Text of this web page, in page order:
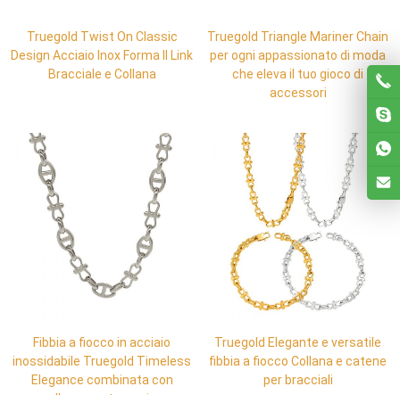
Truegold Twist On Classic
Design Acciaio Inox Forma II Link
Bracciale e Collana
Truegold Triangle Mariner Chain
per ogni appassionato di moda
che eleva il tuo gioco di
accessori
Fibbia a fiocco in acciaio
inossidabile Truegold Timeless
Elegance combinata con
Truegold Elegante e versatile
fibbia a fiocco Collana e catene
per bracciali